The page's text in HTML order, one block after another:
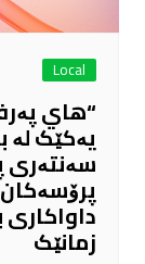
Local
“هاي
یەکێک لە
سەنتەری
داواکاری
زمانێک